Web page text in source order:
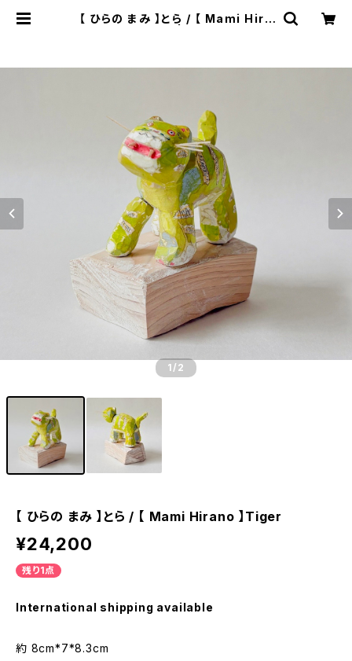
【 ひらの まみ 】とら / 【 Mami Hira
1 /2
【 ひらの まみ 】とら / 【 Mami Hirano 】Tiger
¥24,200
残り1点
International shipping available
約 8cm*7*8.3cm